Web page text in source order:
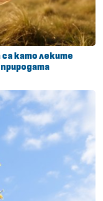
са като леките